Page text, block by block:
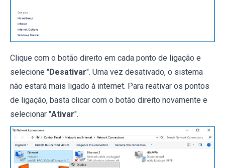
Clique com o botão direito em cada ponto de ligação e
selecione "Desativar". Uma vez desativado, o sistema
não estará mais ligado à internet. Para reativar os pontos
de ligação, basta clicar com o botão direito novamente e
selecionar "Ativar".